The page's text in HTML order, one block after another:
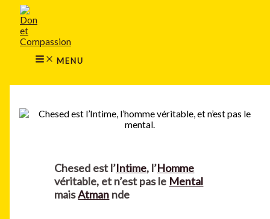
Aller
contenu
MENU
Chesed est l’Intime, l’Homme
véritable, et n’est pas le Mental
maisAtman nde